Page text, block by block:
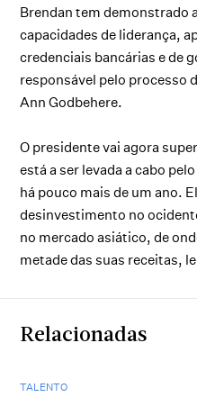
Brendan tem demonstrado
capacidades de liderança,
credenciais bancárias e de
responsável pelo processo
Ann Godbehere.
O presidente vai agora
está a ser levada a cabo
há pouco mais de um ano.
desinvestimento no
no mercado asiático, de
metade das suas receitas,
Relacionadas
TALENTO